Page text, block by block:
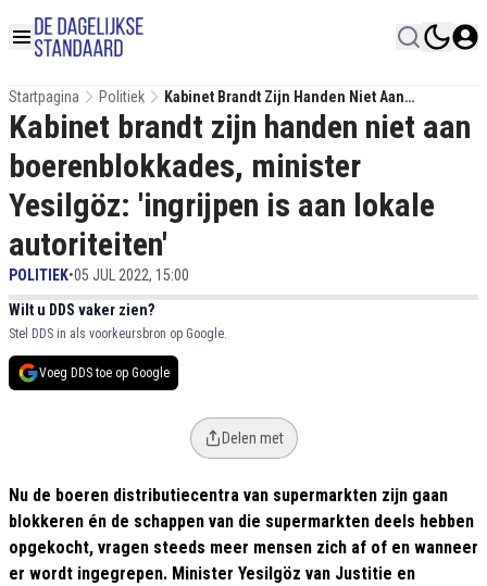
Startpagina Politiek
Kabinet Brandt Zijn Handen Niet Aan
Boerenblokkades, Minister Yesilgöz: 'ingrijpen
Is Aan Lokale Autoriteiten'
Kabinet brandt zijn handen niet aan
boerenblokkades, minister
Yesilgöz: 'ingrijpen is aan lokale
autoriteiten'
POLITIEK•05 JUL 2022, 15:00
Wilt u DDS vaker zien?
Stel DDS in als voorkeursbron op Google.
Voeg DDS toe op Google
Delen met
Nu de boeren distributiecentra van supermarkten zijn gaan
blokkeren én de schappen van die supermarkten deels hebben
opgekocht, vragen steeds meer mensen zich af of en wanneer
er wordt ingegrepen. Minister Yesilgöz van Justitie en